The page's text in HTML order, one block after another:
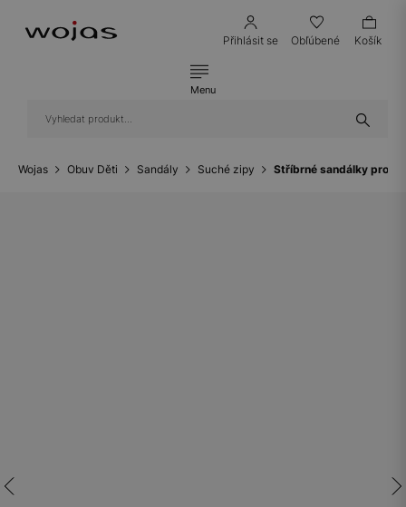
Přihlásit se Obľúbené Košík
Menu
Wojas Obuv Děti Sandály Suché zipy Stříbrné sandálky pro